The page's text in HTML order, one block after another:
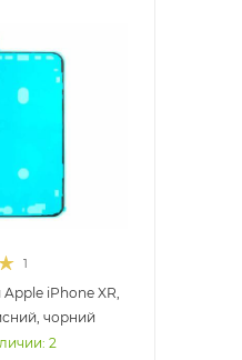
1
iPhone XR,
чорний
2